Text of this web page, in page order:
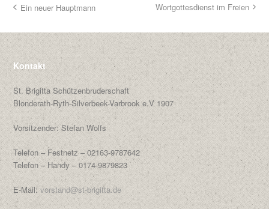
vorheriger
Ein neuer Hauptmann
Nächster
Wortgottesdienst im Freien
Kontakt
St. Brigitta Schützenbruderschaft
Blonderath-Ryth-Silverbeek-Varbrook e.V 1907
Vorsitzender: Stefan Wolfs
Telefon – Festnetz – 02163-9787642
Telefon – Handy – 0174-9879823
E-Mail:vorstand@st-brigitta.de